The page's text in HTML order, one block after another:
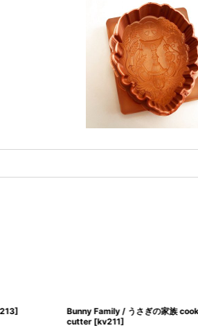
]
Bunny Family / うさぎの家族
cutter [kv211]